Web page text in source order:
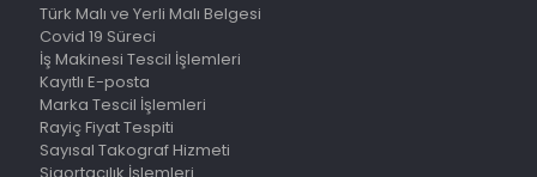
Türk Malı ve Yerli Malı Belgesi
Covid 19 Süreci
İş Makinesi Tescil İşlemleri
Kayıtlı E-posta
Marka Tescil İşlemleri
Rayiç Fiyat Tespiti
Sayısal Takograf Hizmeti